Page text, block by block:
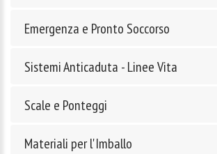
Emergenza e Pronto Soccorso
Sistemi Anticaduta - Linee Vita
Scale e Ponteggi
Materiali per l'Imballo